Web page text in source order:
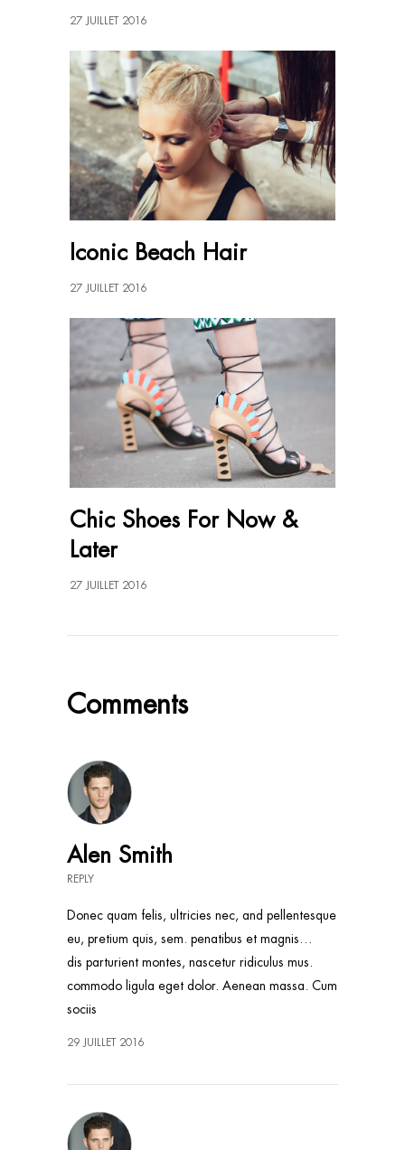
27 JUILLET 2016
Iconic Beach Hair
27 JUILLET 2016
Chic Shoes For Now &
Later
27 JUILLET 2016
Comments
Alen Smith
REPLY
Donec quam felis, ultricies nec, and pellentesque
eu, pretium quis, sem. penatibus et magnis…
dis parturient montes, nascetur ridiculus mus.
commodo ligula eget dolor. Aenean massa. Cum
sociis
29 JUILLET 2016